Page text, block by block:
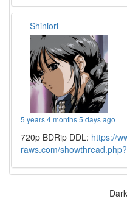
Shiniori
5 years 4 months 5 days ago
720p BDRip DDL: https://
raws.com/